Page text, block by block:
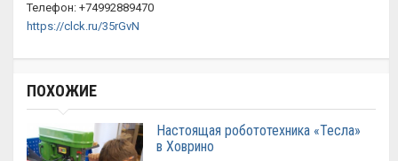
Телефон: +74992889470
https://clck.ru/35rGvN
ПОХОЖИЕ
Настоящая робототехника «Тесла»
в Ховрино